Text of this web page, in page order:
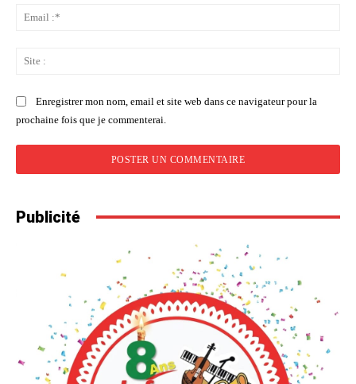
Enregistrer mon nom, email et site web dans ce navigateur pour la
prochaine fois que je commenterai.
Publicité